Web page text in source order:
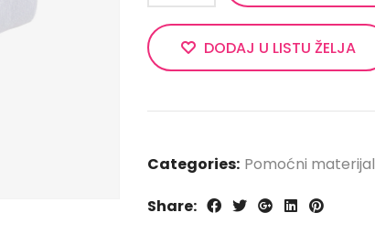
DODAJ U LISTU ŽELJA
Categories: Pomoćni materijal
Share: